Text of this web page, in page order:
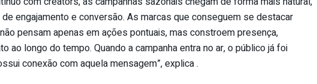
engajamento e conversão. As marcas que conseguem se destacar
pensam apenas em ações pontuais, mas constroem presença,
ao longo do tempo. Quando a campanha entra no ar, o público já foi
conexão com aquela mensagem”, explica .